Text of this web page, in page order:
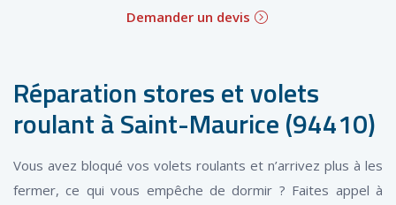
Demander un devis
Réparation stores et volets
roulant à Saint-Maurice (94410)
Vous avez bloqué vos volets roulants et n’arrivez plus à les
fermer, ce qui vous empêche de dormir ? Faites appel à